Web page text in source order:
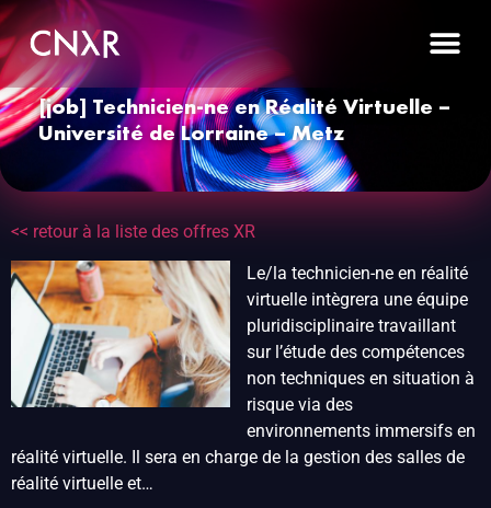
[job] Technicien-ne en Réalité Virtuelle –
Université de Lorraine – Metz
<< retour à la liste des offres XR
Le/la technicien-ne en réalité
virtuelle intègrera une équipe
pluridisciplinaire travaillant
sur l’étude des compétences
non techniques en situation à
risque via des
environnements immersifs en
réalité virtuelle. Il sera en charge de la gestion des salles de
réalité virtuelle et…